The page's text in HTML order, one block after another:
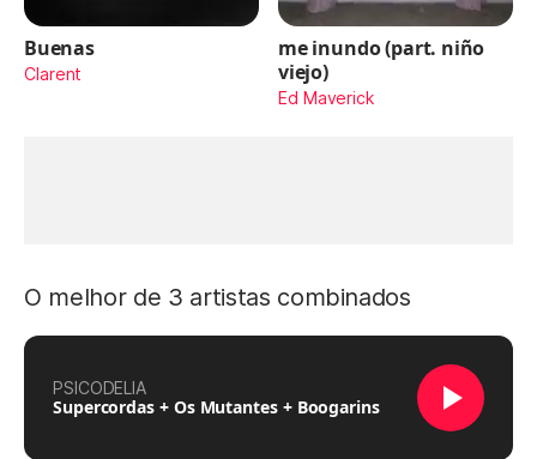
Buenas
Clarent
me inundo (part. niño
viejo)
Ed Maverick
O melhor de 3 artistas combinados
PSICODELIA
Supercordas + Os Mutantes + Boogarins